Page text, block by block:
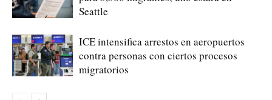
Seattle
ICE intensifica arrestos en aeropuertos
contra personas con ciertos procesos
migratorios